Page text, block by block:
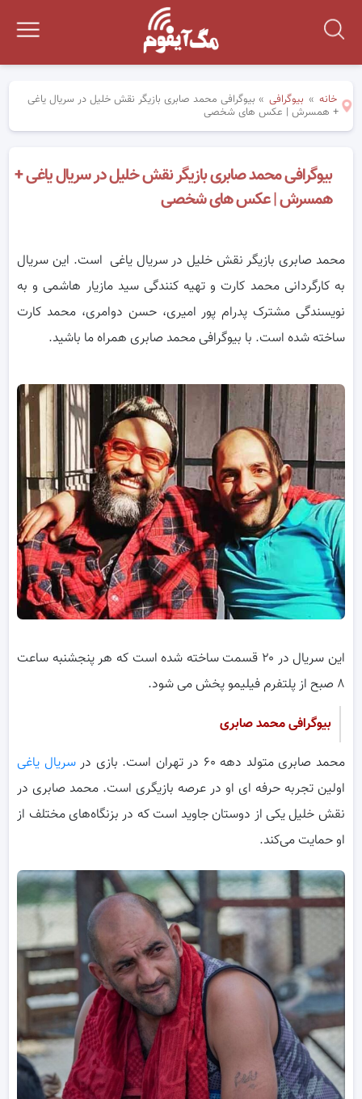
خانه » بیوگرافی » بیوگرافی محمد صابری بازیگر نقش خلیل در سریال یاغی
+ همسرش | عکس های شخصی
بیوگرافی محمد صابری بازیگر نقش خلیل در سریال یاغی +
همسرش | عکس های شخصی
محمد صابری بازیگر نقش خلیل در سریال یاغی است. این سریال
به کارگردانی محمد کارت و تهیه کنندگی سید مازیار هاشمی و به
نویسندگی مشترک پدرام پور امیری، حسن دوامری، محمد کارت
ساخته شده است. با بیوگرافی محمد صابری همراه ما باشید.
این سریال در ۲۰ قسمت ساخته شده است که هر پنجشنبه ساعت
۸ صبح از پلتفرم فیلیمو پخش می شود.
بیوگرافی محمد صابری
محمد صابری متولد دهه ۶۰ در تهران است. بازی در
سریال یاغی
اولین تجربه حرفه ای او در عرصه بازیگری است. محمد صابری در
نقش خلیل یکی از دوستان جاوید است که در بزنگاه‌های مختلف از
او حمایت می‌کند.